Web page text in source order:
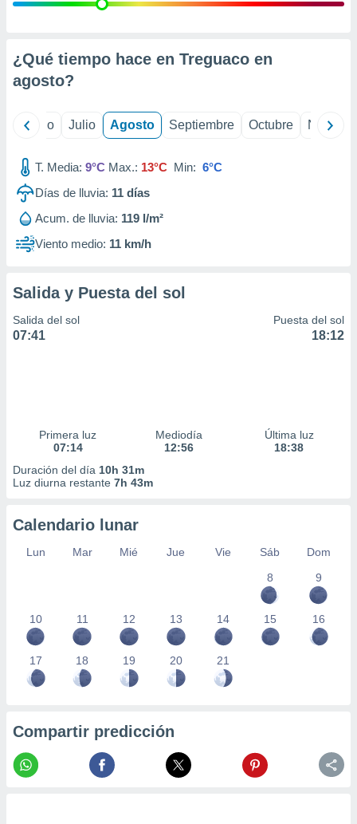
e
mediante
de
1199
¿Qué tiempo hace en Treguaco en
agosto?
Junio Julio Agosto Septiembre Octubre
T. Media: 9°C Max.: 13°C Min: 6°C
Días de lluvia: 11 días
Acum. de lluvia: 119 l/m²
Viento medio: 11 km/h
Salida y Puesta del sol
Salida del sol
07:41
Puesta del sol
18:12
Primera luz
07:14
Mediodía
12:56
Última luz
18:38
Duración del día 10h 31m
Luz diurna restante 7h 43m
Calendario lunar
Lun Mar Mié Jue Vie Sáb
Dom
8
9
10 11 12 13 14 15 16
17 18 19 20 21
Compartir predicción